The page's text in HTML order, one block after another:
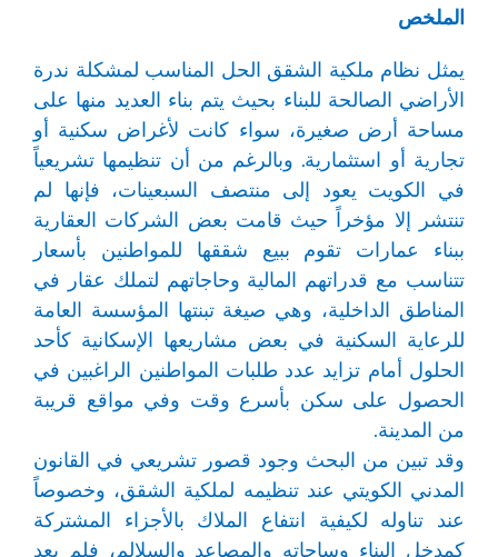
الملخص
يمثل نظام ملكية الشقق الحل المناسب لمشكلة ندرة
الأراضي الصالحة للبناء بحيث يتم بناء العديد منها على
مساحة أرض صغيرة، سواء كانت لأغراض سكنية أو
تجارية أو استثمارية. وبالرغم من أن تنظيمها تشريعياً
في الكويت يعود إلى منتصف السبعينات، فإنها لم
تنتشر إلا مؤخراً حيث قامت بعض الشركات العقارية
ببناء عمارات تقوم ببيع شققها للمواطنين بأسعار
تتناسب مع قدراتهم المالية وحاجاتهم لتملك عقار في
المناطق الداخلية، وهي صيغة تبنتها المؤسسة العامة
للرعاية السكنية في بعض مشاريعها الإسكانية كأحد
الحلول أمام تزايد عدد طلبات المواطنين الراغبين في
الحصول على سكن بأسرع وقت وفي مواقع قريبة
من المدينة.
وقد تبين من البحث وجود قصور تشريعي في القانون
المدني الكويتي عند تنظيمه لملكية الشقق، وخصوصاً
عند تناوله لكيفية انتفاع الملاك بالأجزاء المشتركة
كمدخل البناء وساحاته والمصاعد والسلالم، فلم يعد